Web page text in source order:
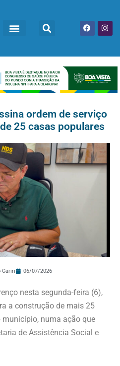
ordem de serviço
25 casas populares
Cariri 06/07/2026
nesta segunda-feira (6),
a construção de mais 25
numa ação que
de Assistência Social e